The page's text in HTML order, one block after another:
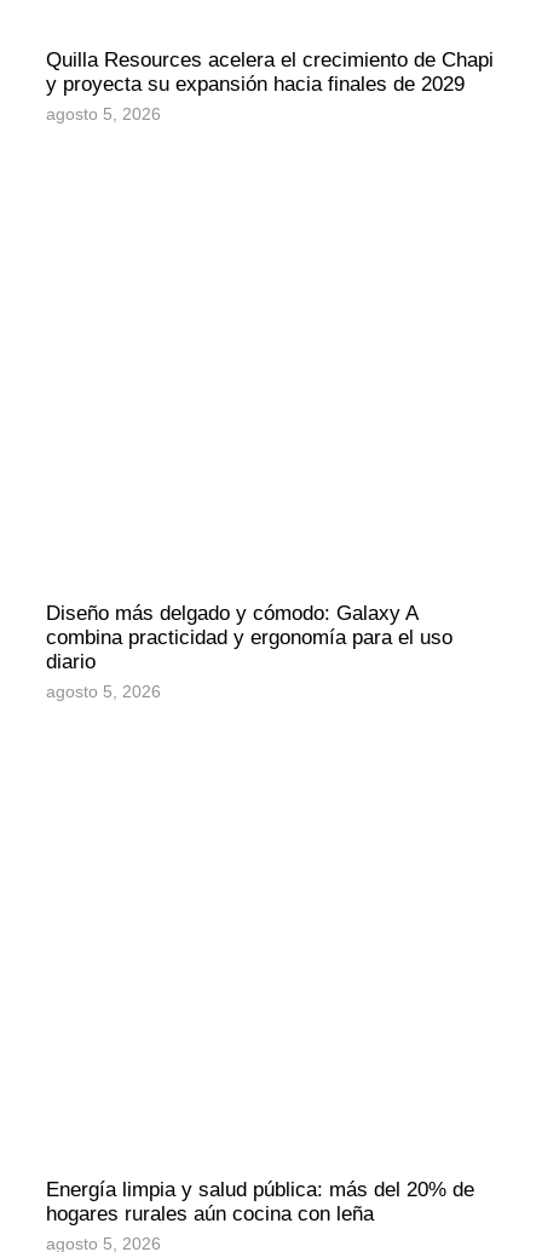
Quilla Resources acelera el crecimiento de Chapi
y proyecta su expansión hacia finales de 2029
agosto 5, 2026
Diseño más delgado y cómodo: Galaxy A
combina practicidad y ergonomía para el uso
diario
agosto 5, 2026
Energía limpia y salud pública: más del 20% de
hogares rurales aún cocina con leña
agosto 5, 2026